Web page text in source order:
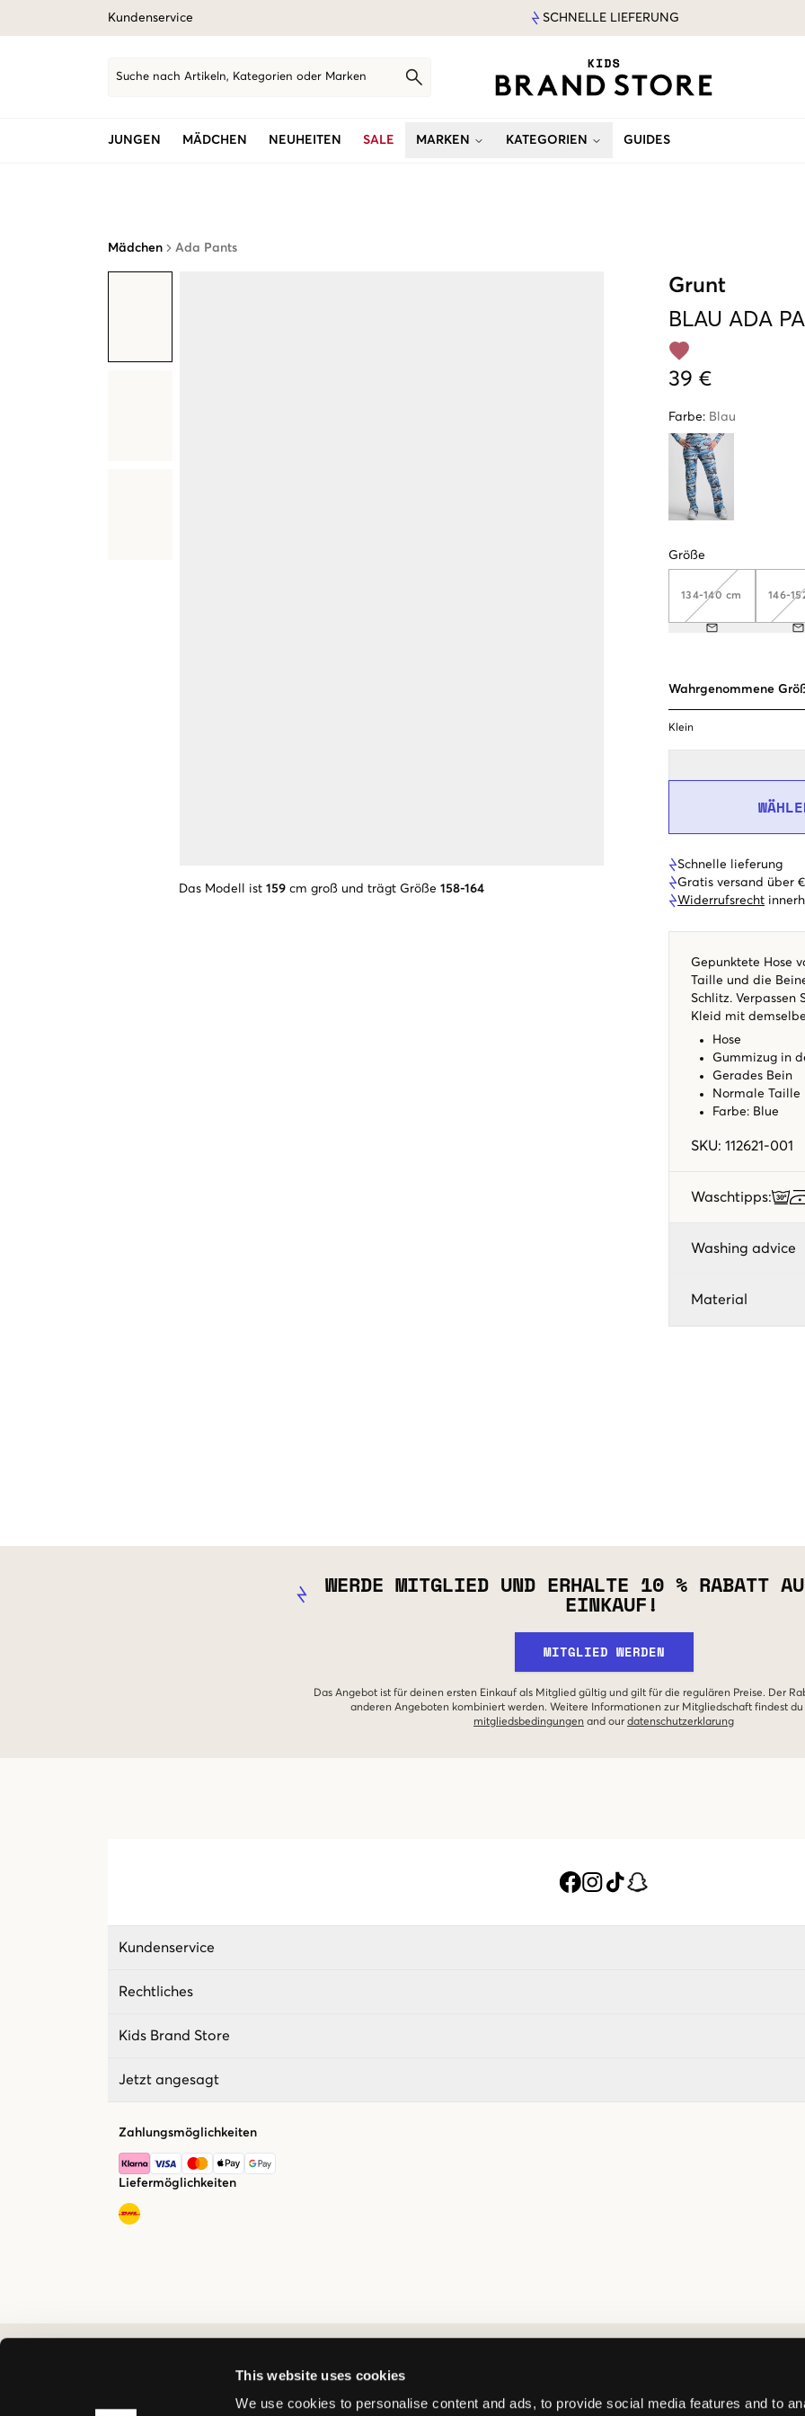
This website uses cookies
We use cookies to personalise content and ads, to provide social media features and to
Kundenservice SCHNELLE LIEFERUNG
Suche nach Artikeln, Kategorien oder Marken
JUNGEN MÄDCHEN NEUHEITEN SALE MARKEN KATEGORIEN GUIDES
Mädchen Ada Pants
Das Modell ist 159 cm groß und trägt Größe 158-164
Grunt
BLAU ADA
39 €
Farbe: Blau
Größe
134-140 cm 146-
Wahrgenommene
Klein
Schnelle lieferung
Gratis versand über
Widerrufsrecht
Gepunktete Hose
Taille und die
Schlitz. Verpassen
Kleid mit
Hose
Gummizug in
Gerades Bein
Normale Taille
Farbe: Blue
SKU: 112621-001
Waschtipps:
Washing advice
Material
WERDE MITGLIED UND ERHALTE 10 % RABATT
EINKAUF!
MITGLIED WERDEN
Das Angebot ist für deinen ersten Einkauf als Mitglied gültig und gilt für die regulären Preise. Der
anderen Angeboten kombiniert werden. Weitere Informationen zur Mitgliedschaft findest du
mitgliedsbedingungen and our datenschutzerklarung
Kundenservice
Rechtliches
Kids Brand Store
Jetzt angesagt
Zahlungsmöglichkeiten
Liefermöglichkeiten